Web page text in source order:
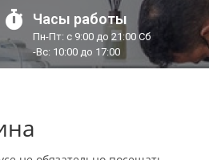
Часы работы
Пн-Пт: с 9:00 до 21:00 Сб
-Вс: 10:00 до 17:00